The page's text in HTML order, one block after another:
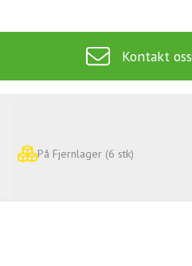
Kontakt oss
På Fjernlager (6 stk)